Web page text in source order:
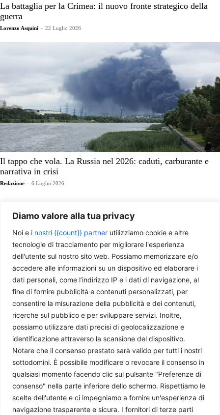
Diamo valore alla tua privacy
Noi e i nostri {{count}} partner utilizziamo cookie e altre
tecnologie di tracciamento per migliorare l'esperienza
dell'utente sul nostro sito web. Possiamo memorizzare e/o
accedere alle informazioni su un dispositivo ed elaborare i
dati personali, come l’indirizzo IP e i dati di navigazione, al
fine di fornire pubblicità e contenuti personalizzati, per
consentire la misurazione della pubblicità e dei contenuti,
ricerche sul pubblico e per sviluppare servizi. Inoltre,
possiamo utilizzare dati precisi di geolocalizzazione e
identificazione attraverso la scansione del dispositivo.
Notare che il consenso prestato sarà valido per tutti i nostri
sottodomini. È possibile modificare o revocare il consenso in
qualsiasi momento facendo clic sul pulsante "Preferenze di
consenso" nella parte inferiore dello schermo. Rispettiamo le
scelte dell'utente e ci impegniamo a fornire un'esperienza di
navigazione trasparente e sicura. I fornitori di terze parti
La battaglia per la Crimea: il nuovo fronte strategico della
guerra
Lorenzo Asquini - 22 Luglio 2026
Il tappo che vola. La Russia nel 2026: caduti, carburante e
narrativa in crisi
Redazione - 6 Luglio 2026
Chi siamo
Il Caffè Geopolitico è una Associazione di Promozione Sociale. Dal
2009 parliamo di politica internazionale, per diffondere una
conoscenza accessibile e aggiornata delle dinamiche geopolitiche che
segnano il mondo che ci circonda.